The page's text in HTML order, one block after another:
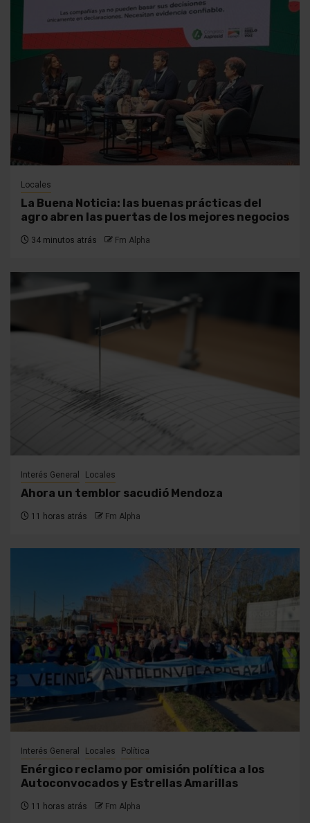
Locales
La Buena Noticia: las buenas prácticas del
agro abren las puertas de los mejores negocios
34 minutos atrás Fm Alpha
Interés General Locales
Ahora un temblor sacudió Mendoza
11 horas atrás Fm Alpha
Interés General Locales Política
Enérgico reclamo por omisión política a los
Autoconvocados y Estrellas Amarillas
11 horas atrás Fm Alpha